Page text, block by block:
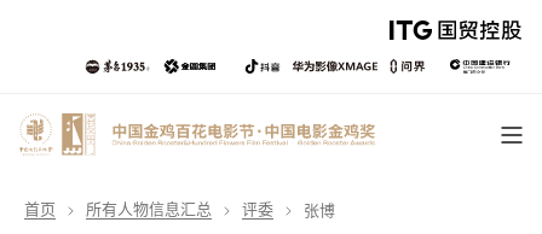
首页 所有人物信息汇总 评委 张博